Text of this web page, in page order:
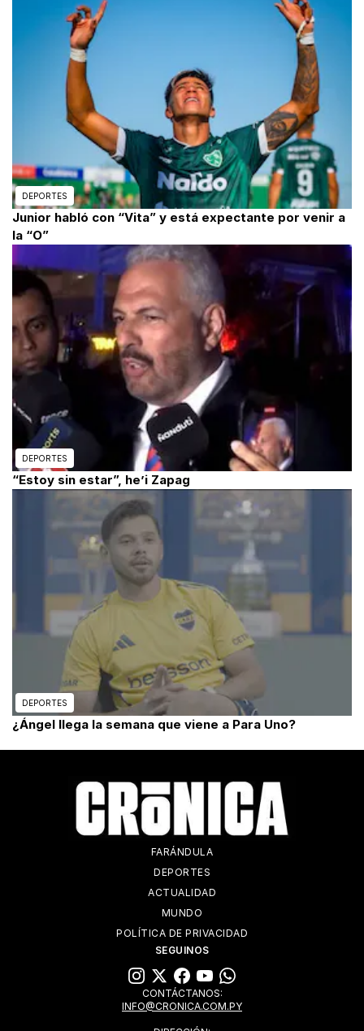
DEPORTES
Junior habló con “Vita” y está expectante por venir a
la “O”
DEPORTES
“Estoy sin estar”, he’i Zapag
DEPORTES
¿Ángel llega la semana que viene a Para Uno?
FARÁNDULA
DEPORTES
ACTUALIDAD
MUNDO
POLÍTICA DE PRIVACIDAD
SEGUINOS
CONTÁCTANOS:
INFO@CRONICA.COM.PY